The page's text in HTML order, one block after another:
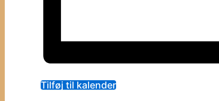
Tilføj til kalender